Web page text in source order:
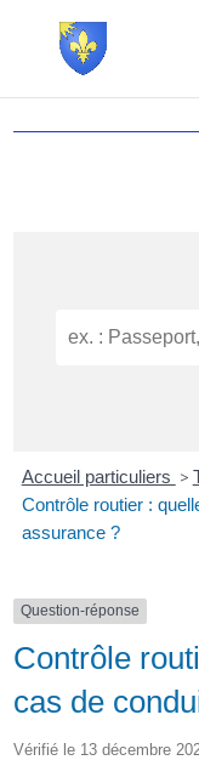
Accueil particuliers >
Contrôle routier :
assurance ?
Question-réponse
Contrôle
cas de
Vérifié le 13 décembre